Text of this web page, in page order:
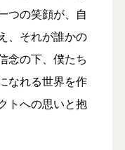
つの笑顔が、自
、それが誰かの
念の下、僕たち
なれる世界を作
トへの思いと抱